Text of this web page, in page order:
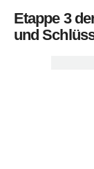
Etappe 3
und